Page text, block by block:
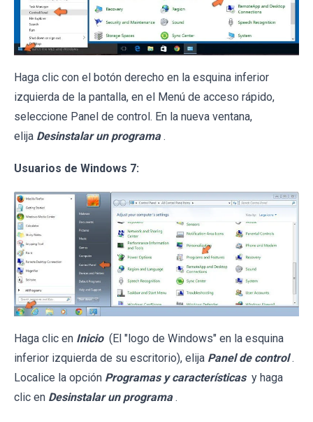
Haga clic con el botón derecho en la esquina inferior
izquierda de la pantalla, en el Menú de acceso rápido,
seleccione Panel de control. En la nueva ventana,
elija Desinstalar un programa .
Usuarios de Windows 7:
Haga clic en Inicio (El "logo de Windows" en la esquina
inferior izquierda de su escritorio), elija Panel de control .
Localice la opción Programas y características y haga
clic en Desinstalar un programa .